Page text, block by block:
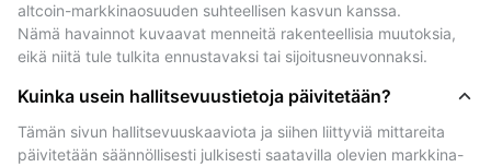
to other leading cryptocurrencies at any given
moment.
Reaaliaikaiset tiedot Bitcoinin (BTC)
dominanssista ja muista huippukolikoista
The data shown on this page represents current
altcoin-markkinaosuuden suhteellisen kasvun kanssa.
Nämä havainnot kuvaavat menneitä rakenteellisia muutoksia,
eikä niitä tule tulkita ennustavaksi tai sijoitusneuvonnaksi.
Kuinka usein hallitsevuustietoja päivitetään?
Tämän sivun hallitsevuuskaaviota ja siihen liittyviä mittareita
päivitetään säännöllisesti julkisesti saatavilla olevien markkina-